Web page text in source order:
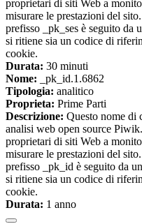
proprietari di siti Web a
misurare le prestazioni del
prefisso _pk_ses è seguito da
si ritiene sia un codice di
cookie.
Durata: 30 minuti
Nome: _pk_id.1.6862
Tipologia: analitico
Proprieta: Prime Parti
Descrizione: Questo nome di
analisi web open source
proprietari di siti Web a
misurare le prestazioni del
prefisso _pk_id è seguito da
si ritiene sia un codice di
cookie.
Durata: 1 anno